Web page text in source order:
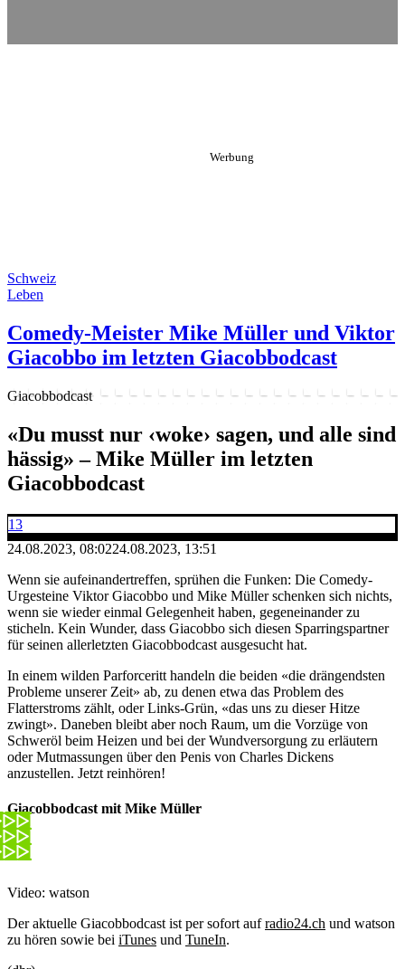
Schweiz
Leben
Comedy-Meister Mike Müller und Viktor
Giacobbo im letzten Giacobbodcast
Giacobbodcast
«Du musst nur ‹woke› sagen, und alle sind
hässig» – Mike Müller im letzten
Giacobbodcast
13
24.08.2023, 08:0224.08.2023, 13:51
Wenn sie aufeinandertreffen, sprühen die Funken: Die Comedy-
Urgesteine Viktor Giacobbo und Mike Müller schenken sich nichts,
wenn sie wieder einmal Gelegenheit haben, gegeneinander zu
sticheln. Kein Wunder, dass Giacobbo sich diesen Sparringspartner
für seinen allerletzten Giacobbodcast ausgesucht hat.
In einem wilden Parforceritt handeln die beiden «die drängendsten
Probleme unserer Zeit» ab, zu denen etwa das Problem des
Flatterstroms zählt, oder Links-Grün, «das uns zu dieser Hitze
zwingt». Daneben bleibt aber noch Raum, um die Vorzüge von
Schweröl beim Heizen und bei der Wundversorgung zu erläutern
oder Mutmassungen über den Penis von Charles Dickens
anzustellen. Jetzt reinhören!
Giacobbodcast mit Mike Müller
Video: watson
Der aktuelle Giacobbodcast ist per sofort aufradio24.ch und watson
zu hören sowie bei iTunes und TuneIn.